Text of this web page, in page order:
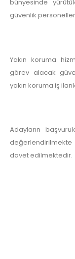
bünyesinde
güvenlik
Yakın koruma
görev alacak
yakın koruma iş
Adayların
davet edilmektedir.